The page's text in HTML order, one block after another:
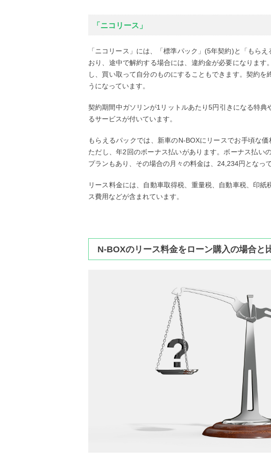
「ニコリース」
「ニコリース」には、「標準パック」(5年契約)と「もら
おり、途中で解約する場合には、違約金が必要になりま
し、買い取って自分のものにすることもできます。契約
うになっています。
契約期間中ガソリンが1リットルあたり5円引きになる特
るサービスが付いています。
もらえるパックでは、新車のN-BOXにリースでお手頃な
ただし、年2回のボーナス払いがあります。ボーナス払い
プランもあり、その場合の月々の料金は、24,234円となって
リース料金には、自動車取得税、重量税、自動車税、印
ス費用などが含まれています。
N-BOXのリース料金をローン購入の場合と